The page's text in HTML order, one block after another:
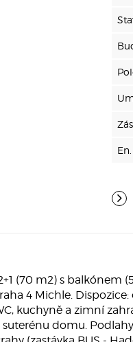
(70 m2) s balkónem
4 Michle.
kuchyně a zimní
domu.